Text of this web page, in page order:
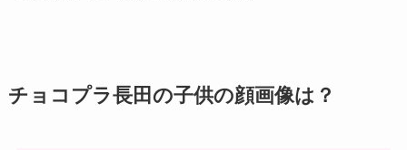
チョコプラ長田の子供の顔画像は？